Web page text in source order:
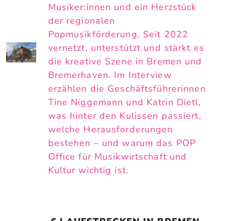
Musiker:innen und ein Herzstück
der regionalen
Popmusikförderung. Seit 2022
vernetzt, unterstützt und stärkt es
die kreative Szene in Bremen und
Bremerhaven. Im Interview
erzählen die Geschäftsführerinnen
Tine Niggemann und Katrin Dietl,
was hinter den Kulissen passiert,
welche Herausforderungen
bestehen – und warum das POP
Office für Musikwirtschaft und
Kultur wichtig ist.